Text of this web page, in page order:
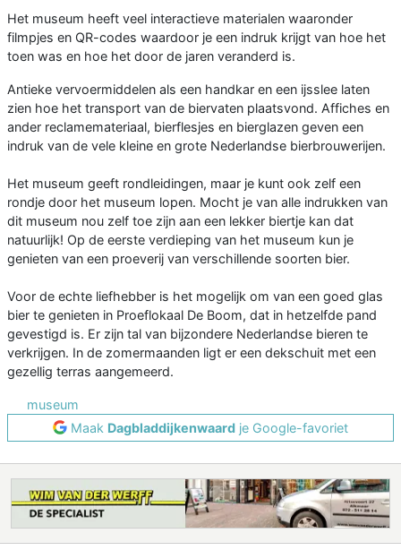
Het museum heeft veel interactieve materialen waaronder
filmpjes en QR-codes waardoor je een indruk krijgt van hoe het
toen was en hoe het door de jaren veranderd is.
Antieke vervoermiddelen als een handkar en een ijsslee laten
zien hoe het transport van de biervaten plaatsvond. Affiches en
ander reclamemateriaal, bierflesjes en bierglazen geven een
indruk van de vele kleine en grote Nederlandse bierbrouwerijen.
Het museum geeft rondleidingen, maar je kunt ook zelf een
rondje door het museum lopen. Mocht je van alle indrukken van
dit museum nou zelf toe zijn aan een lekker biertje kan dat
natuurlijk! Op de eerste verdieping van het museum kun je
genieten van een proeverij van verschillende soorten bier.
Voor de echte liefhebber is het mogelijk om van een goed glas
bier te genieten in Proeflokaal De Boom, dat in hetzelfde pand
gevestigd is. Er zijn tal van bijzondere Nederlandse bieren te
verkrijgen. In de zomermaanden ligt er een dekschuit met een
gezellig terras aangemeerd.
museum
Maak Dagbladdijkenwaard je Google-favoriet